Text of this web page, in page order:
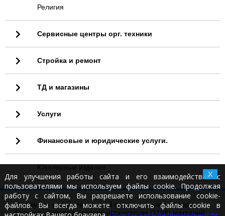
Религия
Сервисные центры орг. техники
Стройка и ремонт
ТД и магазины
Услуги
Финансовые и юридические услуги.
Ювелирные изделия
Rudniy.kz - информационный сайт справочник города
Рудного. Сейчас в разделе организации (1198) компаний.
Для улучшения работы сайта и его взаимодействия с
пользователями мы используем файлы cookie. Продолжая
работу с сайтом, Вы разрешаете использование cookie-
файлов. Вы всегда можете отключить файлы cookie в
X